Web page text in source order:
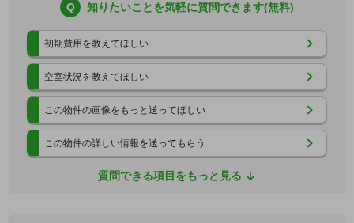
Q 知りたいことを気軽に質問できます(無料)
初期費用を教えてほしい
空室状況を教えてほしい
この物件の画像をもっと送ってほしい
この物件の詳しい情報を送ってもらう
質問できる項目をもっと見る